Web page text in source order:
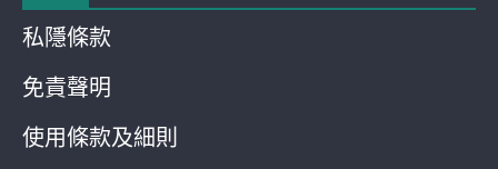
私隱條款
免責聲明
使用條款及細則